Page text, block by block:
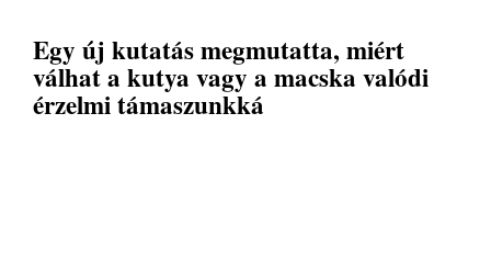
Egy új kutatás megmutatta, miért
válhat a kutya vagy a macska valódi
érzelmi támaszunkká